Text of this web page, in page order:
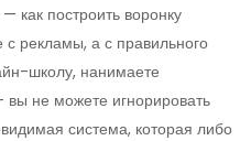
как построить воронку
с рекламы, а с правильного
школу, нанимаете
вы не можете игнорировать
система, которая либо